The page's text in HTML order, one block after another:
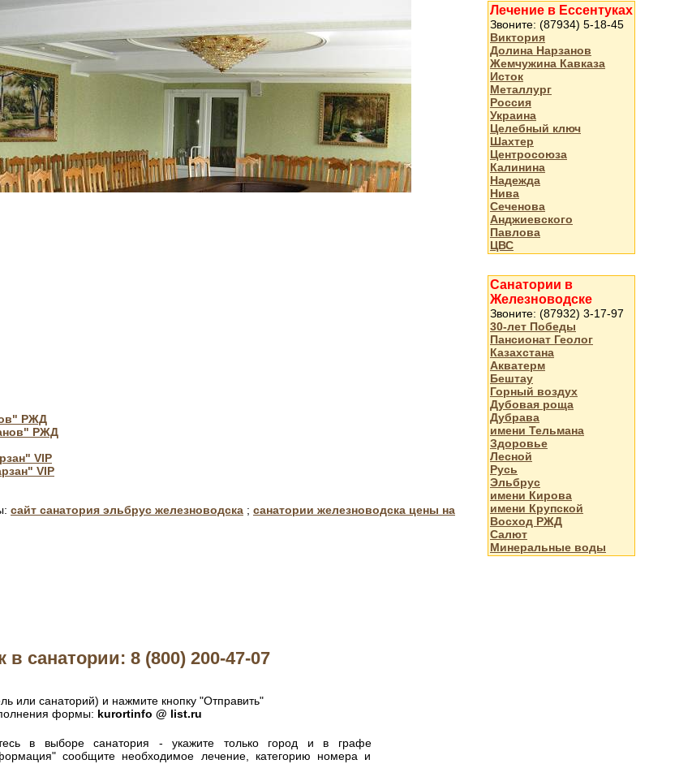
РЖД
РЖД
VIP
VIP
сайт санатория эльбрус железноводска ; санатории железноводска цены на
в санатории: 8 (800) 200-47-07
или санаторий) и нажмите кнопку "Отправить"
формы: kurortinfo @ list.ru
в выборе санатория - укажите только город и в графе
сообщите необходимое лечение, категорию номера и
Лечение в Ессентуках
Звоните: (87934) 5-18-45
Виктория
Долина Нарзанов
Жемчужина Кавказа
Исток
Металлург
Россия
Украина
Целебный ключ
Шахтер
Центросоюза
Калинина
Надежда
Нива
Сеченова
Анджиевского
Павлова
ЦВС
Санатории в
Железноводске
Звоните: (87932) 3-17-97
30-лет Победы
Пансионат Геолог
Казахстана
Акватерм
Бештау
Горный воздух
Дубовая роща
Дубрава
имени Тельмана
Здоровье
Лесной
Русь
Эльбрус
имени Кирова
имени Крупской
Восход РЖД
Салют
Минеральные воды